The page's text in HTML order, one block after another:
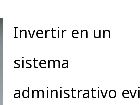
Invertir en un
sistema
administrativo